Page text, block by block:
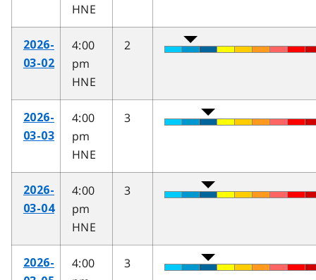
HNE
2026-
03-02
4:00
pm
HNE
2
2026-
03-03
4:00
pm
HNE
3
2026-
03-04
4:00
pm
HNE
3
2026-
4:00
3